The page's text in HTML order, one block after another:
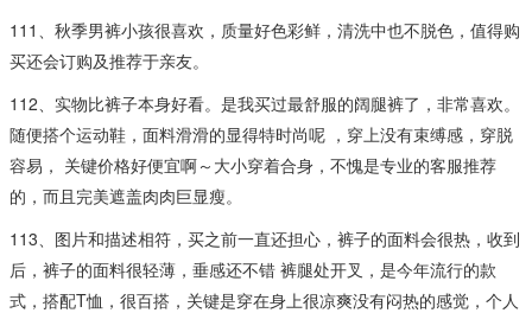
111、秋季男裤小孩很喜欢，质量好色彩鲜，清洗中也不脱色，值得购
买还会订购及推荐于亲友。
112、实物比裤子本身好看。是我买过最舒服的阔腿裤了，非常喜欢。
随便搭个运动鞋，面料滑滑的显得特时尚呢 ，穿上没有束缚感，穿脱
容易， 关键价格好便宜啊～大小穿着合身，不愧是专业的客服推荐
的，而且完美遮盖肉肉巨显瘦。
113、图片和描述相符，买之前一直还担心，裤子的面料会很热，收到
后，裤子的面料很轻薄，垂感还不错 裤腿处开叉，是今年流行的款
式，搭配T恤，很百搭，关键是穿在身上很凉爽没有闷热的感觉，个人